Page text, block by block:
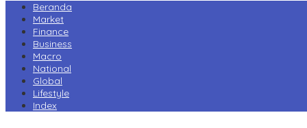
Beranda
Market
Finance
Business
Macro
National
Global
Lifestyle
Index